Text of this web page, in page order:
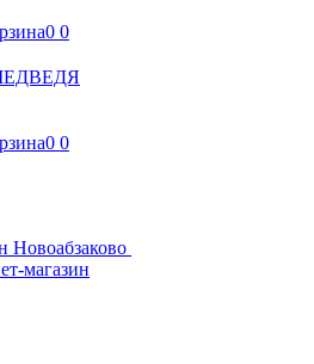
0 0
0 0
Новоабзаково
магазин